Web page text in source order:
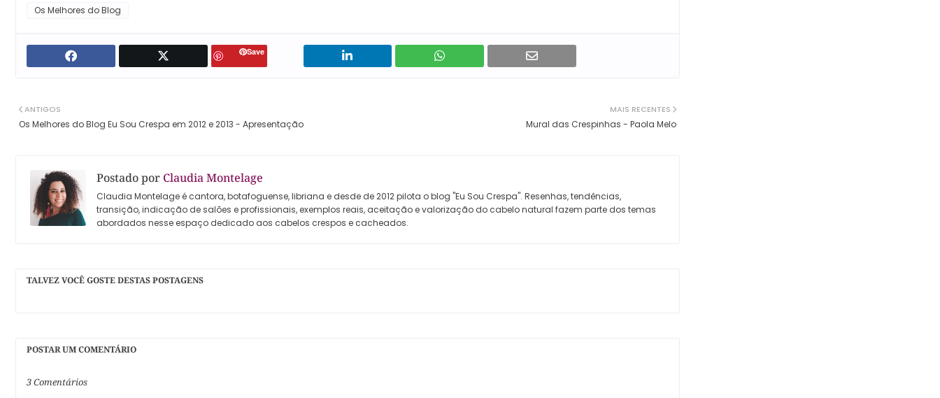
Os Melhores do Blog
Save
MAIS RECENTES
Mural das Crespinhas - Paola Melo
ANTIGOS
Os Melhores do Blog Eu Sou Crespa em 2012 e 2013 - Apresentação
Postado por Claudia Montelage
Claudia Montelage é cantora, botafoguense, libriana e desde de 2012 pilota o blog "Eu Sou Crespa". Resenhas, tendências,
transição, indicação de salões e profissionais, exemplos reais, aceitação e valorização do cabelo natural fazem parte dos temas
abordados nesse espaço dedicado aos cabelos crespos e cacheados.
TALVEZ VOCÊ GOSTE DESTAS POSTAGENS
POSTAR UM COMENTÁRIO
3 Comentários